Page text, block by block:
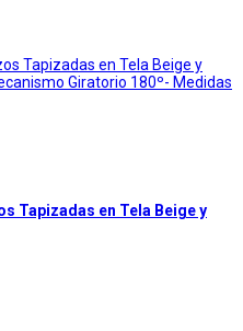
Tapizadas en Tela Beige y